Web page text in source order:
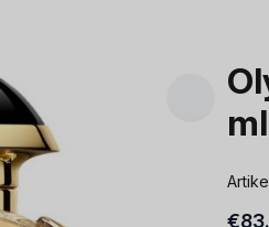
ml
€